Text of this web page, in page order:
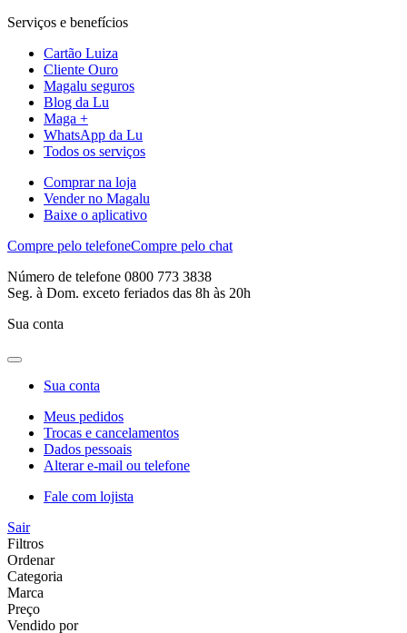
Serviços e benefícios
Cartão Luiza
Cliente Ouro
Magalu seguros
Blog da Lu
Maga +
WhatsApp da Lu
Todos os serviços
Comprar na loja
Vender no Magalu
Baixe o aplicativo
Compre pelo telefoneCompre pelo chat
Número de telefone 0800 773 3838
Seg. à Dom. exceto feriados das 8h às 20h
Sua conta
Sua conta
Meus pedidos
Trocas e cancelamentos
Dados pessoais
Alterar e-mail ou telefone
Fale com lojista
Sair
Filtros
Ordenar
Categoria
Marca
Preço
Vendido por